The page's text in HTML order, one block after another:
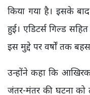
किया गया है। इसके
हुई। एडिटर्स गिल्ड
इस मुद्दे पर वर्षों तक
उन्होंने कहा कि
जंतर-मंतर की घटना को